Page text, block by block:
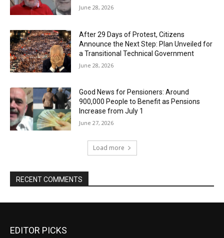
June 28, 2026
After 29 Days of Protest, Citizens
Announce the Next Step: Plan Unveiled for
a Transitional Technical Government
June 28, 2026
Good News for Pensioners: Around
900,000 People to Benefit as Pensions
Increase from July 1
June 27, 2026
Load more
RECENT COMMENTS
EDITOR PICKS